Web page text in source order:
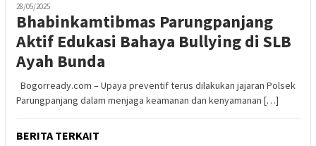
28/05/2025
Bhabinkamtibmas Parungpanjang
Aktif Edukasi Bahaya Bullying di SLB
Ayah Bunda
Bogorready.com – Upaya preventif terus dilakukan jajaran Polsek
Parungpanjang dalam menjaga keamanan dan kenyamanan […]
BERITA TERKAIT